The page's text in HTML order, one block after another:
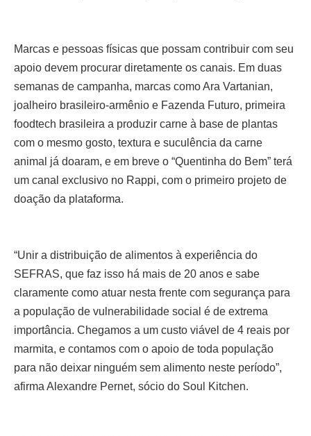
Marcas e pessoas físicas que possam contribuir com seu
apoio devem procurar diretamente os canais. Em duas
semanas de campanha, marcas como Ara Vartanian,
joalheiro brasileiro-armênio e Fazenda Futuro, primeira
foodtech brasileira a produzir carne à base de plantas
com o mesmo gosto, textura e suculência da carne
animal já doaram, e em breve o “Quentinha do Bem” terá
um canal exclusivo no Rappi, com o primeiro projeto de
doação da plataforma.
“Unir a distribuição de alimentos à experiência do
SEFRAS, que faz isso há mais de 20 anos e sabe
claramente como atuar nesta frente com segurança para
a população de vulnerabilidade social é de extrema
importância. Chegamos a um custo viável de 4 reais por
marmita, e contamos com o apoio de toda população
para não deixar ninguém sem alimento neste período”,
afirma Alexandre Pernet, sócio do Soul Kitchen.